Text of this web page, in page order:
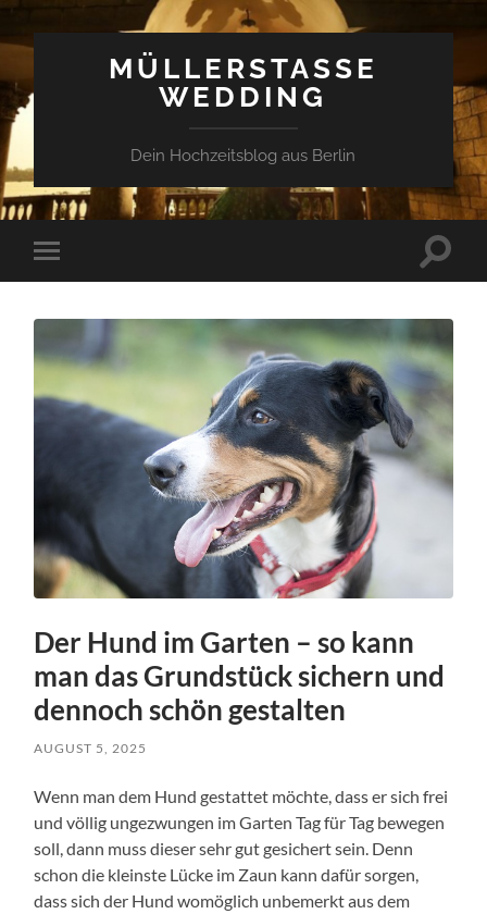
MÜLLERSTASSE W
EDDING
Dein Hochzeitsblog aus Berlin
Mobile-
Menü
Der Hund im Garten – so kann
man das Grundstück sichern und
dennoch schön gestalten
AUGUST 5, 2025
Wenn man dem Hund gestattet möchte, dass er sich frei
und völlig ungezwungen im Garten Tag für Tag bewegen
soll, dann muss dieser sehr gut gesichert sein. Denn
schon die kleinste Lücke im Zaun kann dafür sorgen,
dass sich der Hund womöglich unbemerkt aus dem